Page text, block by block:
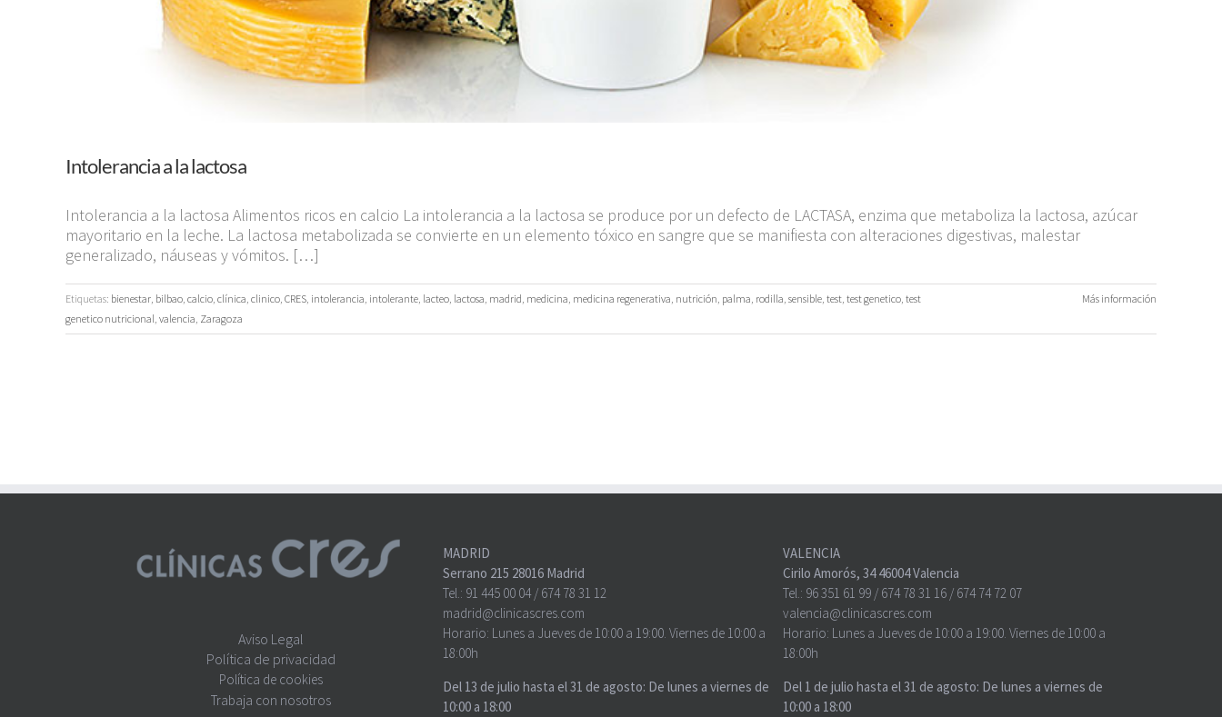
Intolerancia a la lactosa
Intolerancia a la lactosa Alimentos ricos en calcio La intolerancia a la lactosa se produce por un defecto de LACTASA, enzima que metaboliza la lactosa, azúcar
mayoritario en la leche. La lactosa metabolizada se convierte en un elemento tóxico en sangre que se manifiesta con alteraciones digestivas, malestar
generalizado, náuseas y vómitos. […]
Etiquetas: bienestar bilbao calcio clínica clinico CRES intolerancia intolerante lacteo lactosa madrid medicina medicina regenerativa nutrición palma rodilla sensible test test genetico test
genetico nutricional valencia Zaragoza
Más información
Aviso Legal
Política de privacidad
Política de cookies
Trabaja con nosotros
MADRID
Serrano 215 28016 Madrid
Tel.: 91 445 00 04/ 674 78 31 12
madrid@clinicascres.com
Horario: Lunes a Jueves de 10:00 a 19:00. Viernes de 10:00 a
18:00h
Del 13 de julio hasta el 31 de agosto: De lunes a viernes de
10:00 a 18:00
VALENCIA
Cirilo Amorós, 34 46004 Valencia
Tel.: 96 351 61 99 / 674 78 31 16 / 674 74 72 07
valencia@clinicascres.com
Horario: Lunes a Jueves de 10:00 a 19:00. Viernes de 10:00 a
18:00h
Del 1 de julio hasta el 31 de agosto: De lunes a viernes de
10:00 a 18:00